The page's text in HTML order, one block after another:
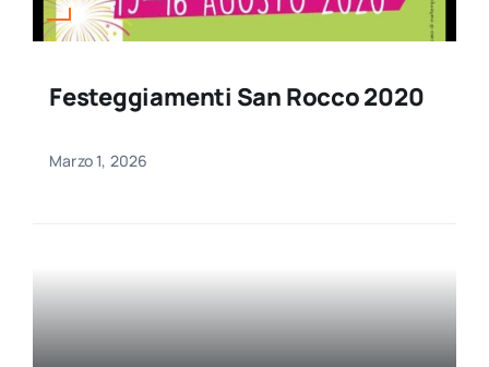
Festeggiamenti San Rocco 2020
Marzo 1, 2026